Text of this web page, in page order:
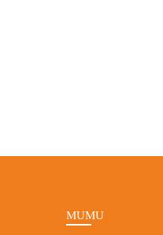
MUMU